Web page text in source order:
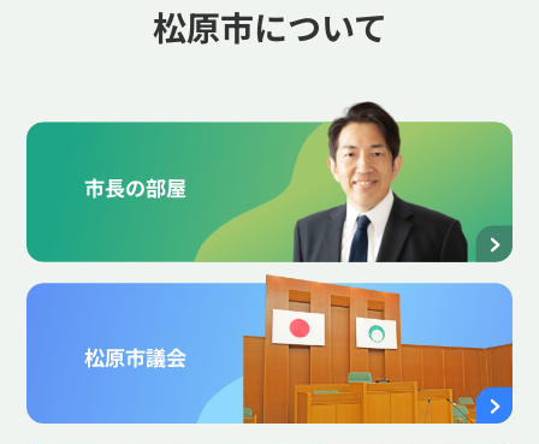
松原市について
市長の部屋
松原市議会